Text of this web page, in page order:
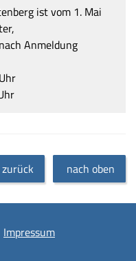
ist vom 1. Mai
Anmeldung
zurück nach oben
Impressum